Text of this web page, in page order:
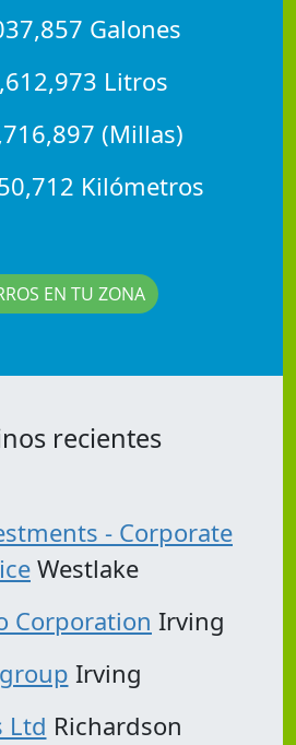
Galones
Litros
(Millas)
Kilómetros
EN TU ZONA
recientes
- Corporate
Westlake
Corporation Irving
Irving
Ltd Richardson